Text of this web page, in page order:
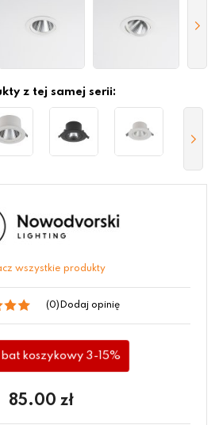
z tej samej serii:
wszystkie produkty
(0) Dodaj opinię
koszykowy 3-15%
85.00 zł